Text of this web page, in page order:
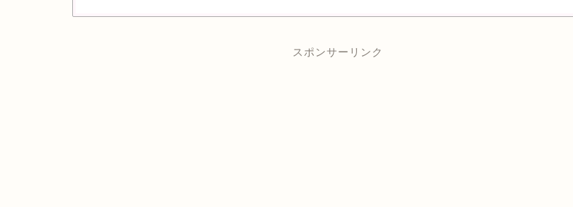
スポンサーリンク